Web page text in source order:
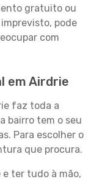
gratuito ou
pode
com
em Airdrie
faz toda a
bairro tem o seu
Para escolher o
que procura.
ter tudo à mão,